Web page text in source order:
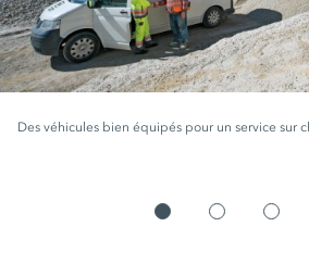
Des véhicules bien équipés pour un service sur